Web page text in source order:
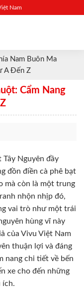
Nam
Nam Buôn Ma
A Đến Z
Cẩm Nang
Nguyên đầy
đồn điền cà phê bạt
mà còn là một trung
nhộn nhịp đó,
vai trò như một trái
hùng vĩ này
của Vivu Việt Nam
thuận lợi và đáng
nang chi tiết về bến
xe cho đến những
ích.